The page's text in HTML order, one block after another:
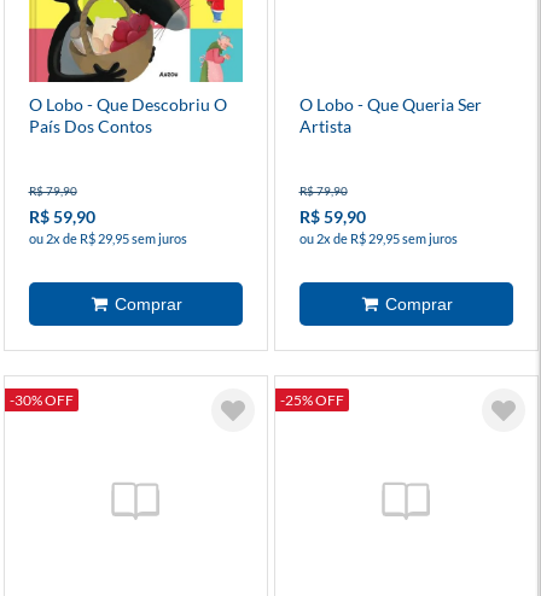
O Lobo - Que Descobriu O
País Dos Contos
R$ 79,90
R$ 59,90
ou 2x de R$ 29,95 sem juros
O Lobo - Que Queria Ser
Artista
R$ 79,90
R$ 59,90
ou 2x de R$ 29,95 sem juros
-30% OFF -25% OFF